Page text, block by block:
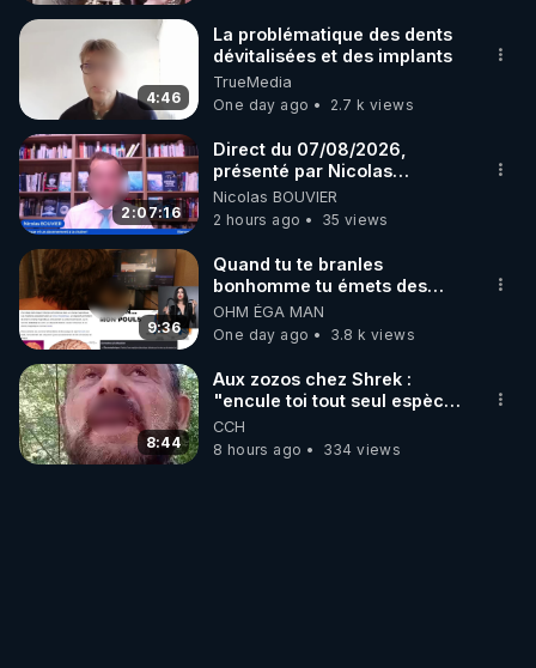
4:46
La problématique des dents
dévitalisées et des implants
TrueMedia
One day ago
2.7 k views
2:07:16
Direct du 07/08/2026,
présenté par Nicolas
BOUVIER
Nicolas BOUVIER
2 hours ago
35 views
9:36
Quand tu te branles
bonhomme tu émets des
ondes ils ont juste omis de
t'expliquer
OHM ÉGA MAN
One day ago
3.8 k views
8:44
Aux zozos chez Shrek :
"encule toi tout seul espèce
de mal polish"
CCH
8 hours ago
334 views